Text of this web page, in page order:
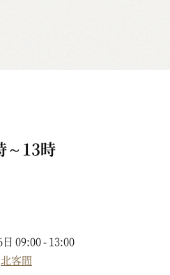
～13時
09:00 - 13:00
北客間